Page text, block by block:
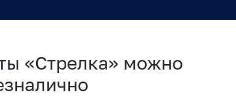
«Стрелка» можно